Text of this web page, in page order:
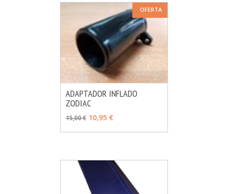
OFERTA
AÑADIR
ADAPTADOR INFLADO
ZODIAC
15,00 € 10,95 €